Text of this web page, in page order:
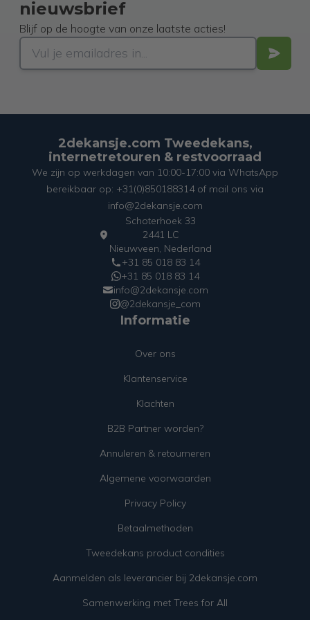
nieuwsbrief
Blijf op de hoogte van onze laatste acties!
2dekansje.com Tweedekans,
internetretouren & restvoorraad
We zijn op werkdagen van 10:00-17:00 via WhatsApp
bereikbaar op: +31(0)850188314 of mail ons via
info@2dekansje.com
Schoterhoek 33
2441 LC
Nieuwveen, Nederland
+31 85 018 83 14
+31 85 018 83 14
info@2dekansje.com
@2dekansje_com
Informatie
Over ons
Klantenservice
Klachten
B2B Partner worden?
Annuleren & retourneren
Algemene voorwaarden
Privacy Policy
Betaalmethoden
Tweedekans product condities
Aanmelden als leverancier bij 2dekansje.com
Samenwerking met Trees for All